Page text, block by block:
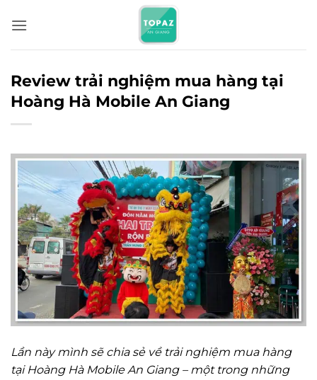
qua
Review trải nghiệm mua hàng tại
Hoàng Hà Mobile An Giang
Lần này mình sẽ chia sẻ về trải nghiệm mua hàng
tại Hoàng Hà Mobile An Giang – một trong những